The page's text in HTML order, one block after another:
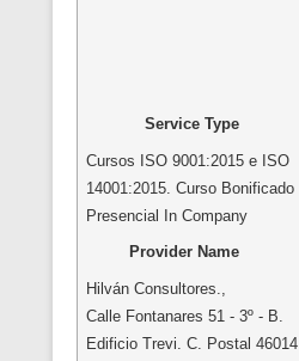
Service Type
Cursos ISO 9001:2015 e ISO
14001:2015. Curso Bonificado
Presencial In Company
Provider Name
Hilván Consultores.,
Calle Fontanares 51 - 3º - B.
Edificio Trevi. C. Postal 46014